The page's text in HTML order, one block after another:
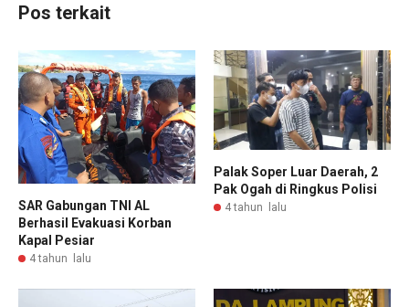
Pos terkait
SAR Gabungan TNI AL
Berhasil Evakuasi Korban
Kapal Pesiar
4 tahun lalu
Palak Soper Luar Daerah, 2
Pak Ogah di Ringkus Polisi
4 tahun lalu